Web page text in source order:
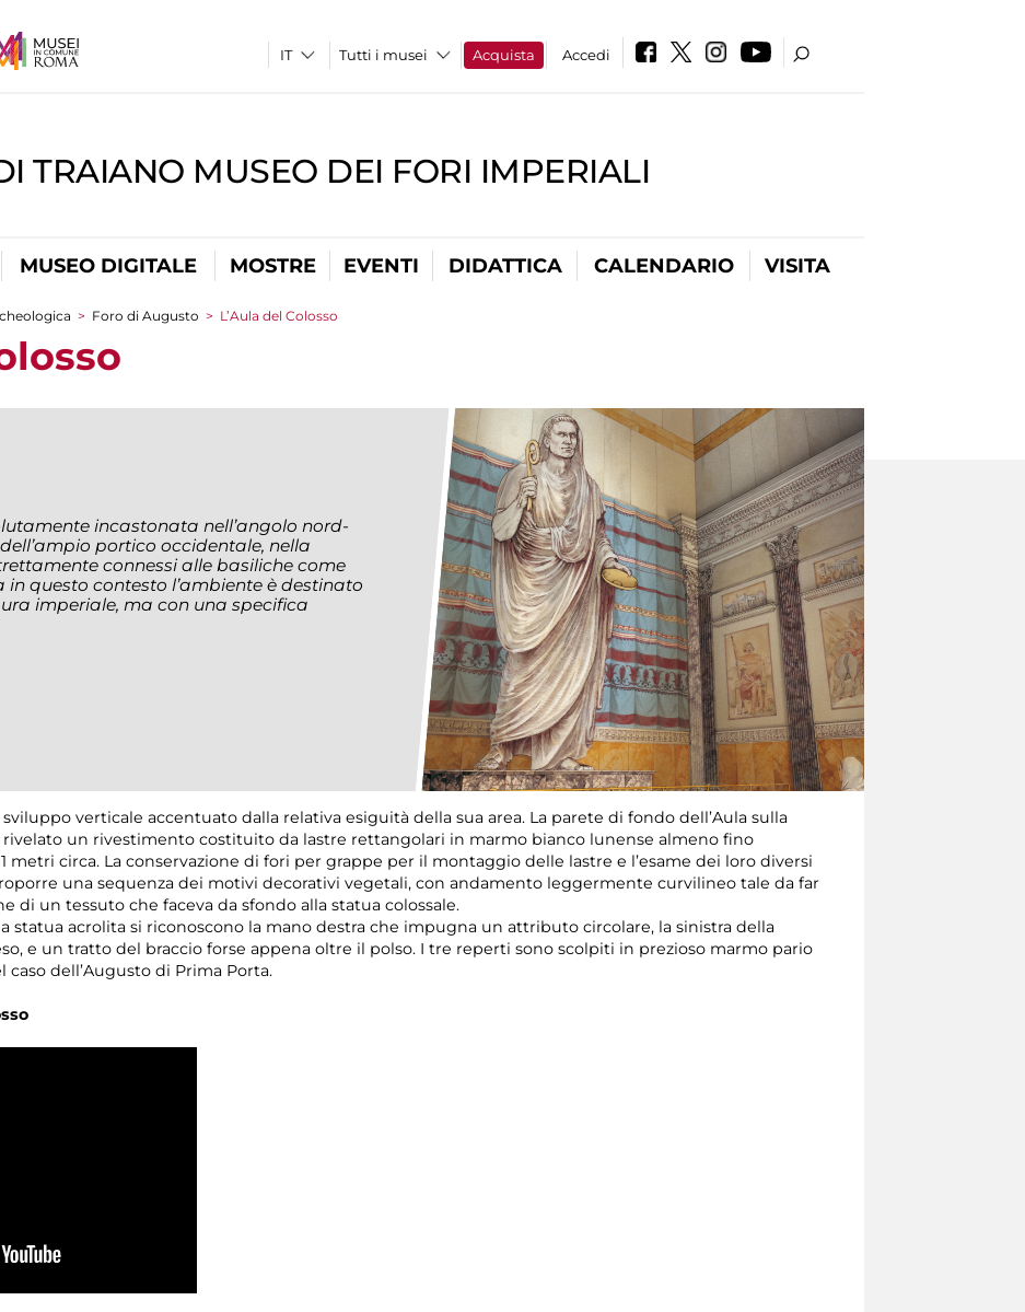
Tutti i musei Acquista Accedi
TRAIANO MUSEO DEI FORI IMPERIALI
MUSEO DIGITALE MOSTRE EVENTI DIDATTICA CALENDARIO VISITA
> Foro di Augusto > L’Aula del Colosso
incastonata nell’angolo nord-
portico occidentale, nella
connessi alle basiliche come
questo contesto l’ambiente è destinato
imperiale, ma con una specifica
verticale accentuato dalla relativa esiguità della sua area. La parete di fondo dell’Aula sulla
rivelato un rivestimento costituito da lastre rettangolari in marmo bianco lunense almeno fino
metri circa. La conservazione di fori per grappe per il montaggio delle lastre e l’esame dei loro diversi
una sequenza dei motivi decorativi vegetali, con andamento leggermente curvilineo tale da far
di un tessuto che faceva da sfondo alla statua colossale.
statua acrolita si riconoscono la mano destra che impugna un attributo circolare, la sinistra della
e un tratto del braccio forse appena oltre il polso. I tre reperti sono scolpiti in prezioso marmo pario
dell’Augusto di Prima Porta.